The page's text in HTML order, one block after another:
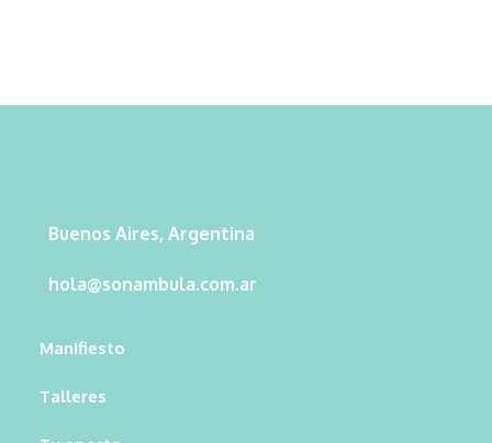
Buenos Aires, Argentina
hola@sonambula.com.ar
Manifiesto
Talleres